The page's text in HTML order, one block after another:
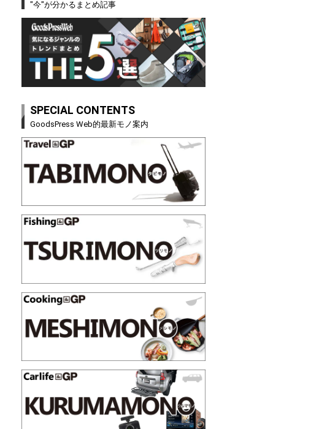
"今"が分かるまとめ記事
SPECIAL CONTENTS
GoodsPress Web的最新モノ案内